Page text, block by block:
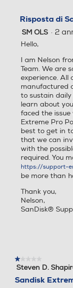
Risposta di
SM OLS · 2
Hello,
I am Nelson
Team. We are
experience. All
manufactured
to sustain
learn about
faced the issue
Extreme Pro
best to get in
that we can
with the
required. You
https://support-
be more than
Thank you,
Nelson,
SanDisk®
★★★★★
★★★★★
1
5
Steven D.
Sandisk